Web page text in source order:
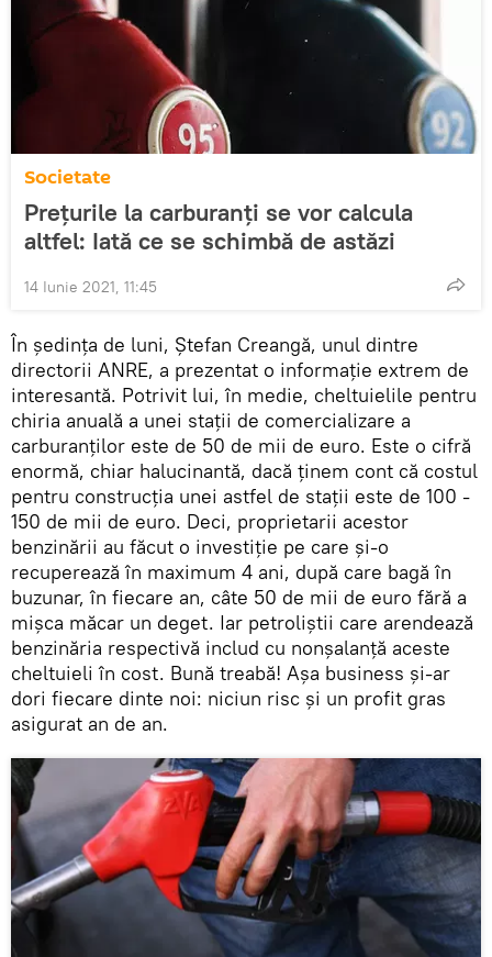
Societate
Prețurile la carburanți se vor calcula
altfel: Iată ce se schimbă de astăzi
14 Iunie 2021, 11:45
În ședința de luni, Ștefan Creangă, unul dintre
directorii ANRE, a prezentat o informație extrem de
interesantă. Potrivit lui, în medie, cheltuielile pentru
chiria anuală a unei stații de comercializare a
carburanților este de 50 de mii de euro. Este o cifră
enormă, chiar halucinantă, dacă ținem cont că costul
pentru construcția unei astfel de stații este de 100 -
150 de mii de euro. Deci, proprietarii acestor
benzinării au făcut o investiție pe care și-o
recuperează în maximum 4 ani, după care bagă în
buzunar, în fiecare an, câte 50 de mii de euro fără a
mișca măcar un deget. Iar petroliștii care arendează
benzinăria respectivă includ cu nonșalanță aceste
cheltuieli în cost. Bună treabă! Așa business și-ar
dori fiecare dinte noi: niciun risc și un profit gras
asigurat an de an.